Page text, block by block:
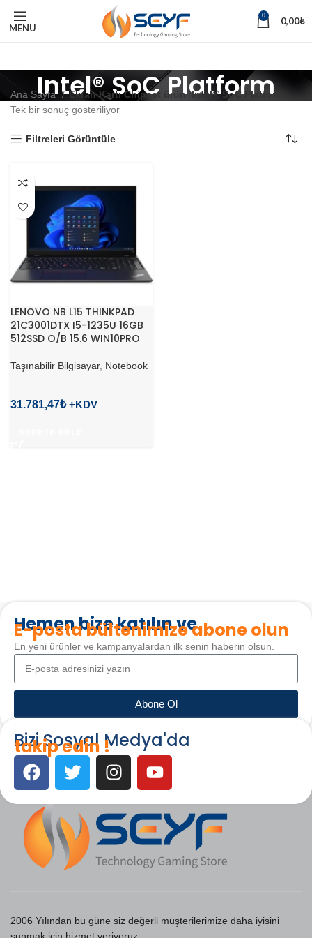
MENU
0 0,00₺
Intel® SoC Platform
Ana Sayfa Ekran Kartı Chipset ürün Intel® SoC Platform
Tek bir sonuç gösteriliyor
Filtreleri Görüntüle
LENOVO NB L15 THINKPAD
21C3001DTX I5-1235U 16GB
512SSD O/B 15.6 WIN10PRO
Taşınabilir Bilgisayar, Notebook
31.781,47₺
Hemen bize katılın ve
E-posta bültenimize abone olun
En yeni ürünler ve kampanyalardan ilk senin haberin olsun.
Abone Ol
Bizi Sosyal Medya'da
takip edin !
2006 Yılından bu güne siz değerli müşterilerimize daha iyisini